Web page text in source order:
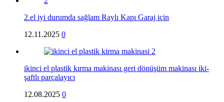
2.el iyi durumda sağlam Raylı Kapı Garaj için
12.11.2025 0
ikinci el plastik kırma makinası geri dönüşüm makinası iki-
şaftlı parçalayıcı
12.08.2025 0